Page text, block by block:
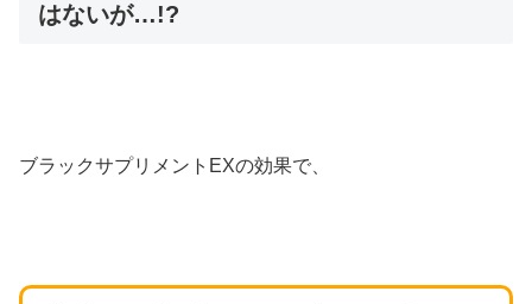
はないが…!?
ブラックサプリメントEXの効果で、